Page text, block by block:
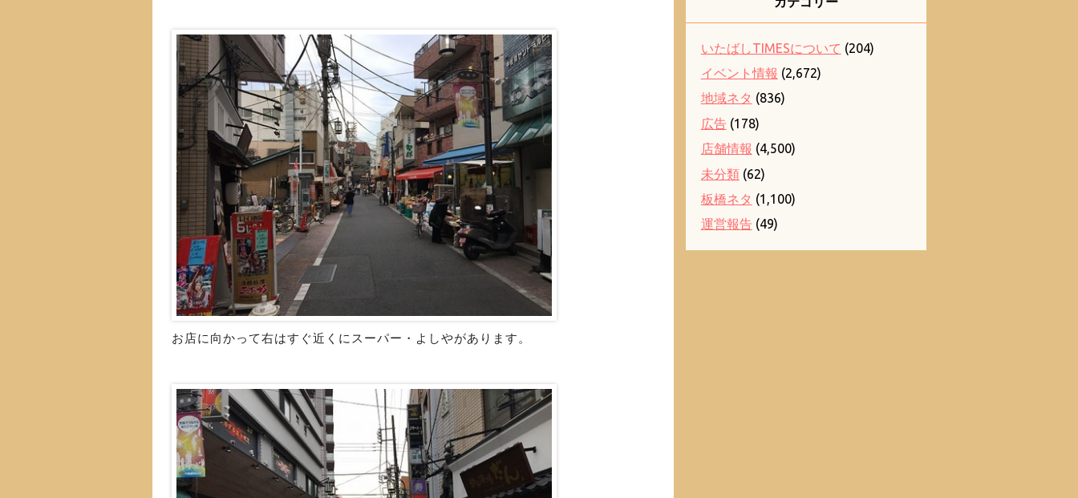
お店に向かって右はすぐ近くにスーパー・よしやがあります。
いたばしTIMESについて (204)
イベント情報 (2,672)
地域ネタ (836)
広告(178)
店舗情報 (4,500)
未分類(62)
板橋ネタ (1,100)
運営報告(49)